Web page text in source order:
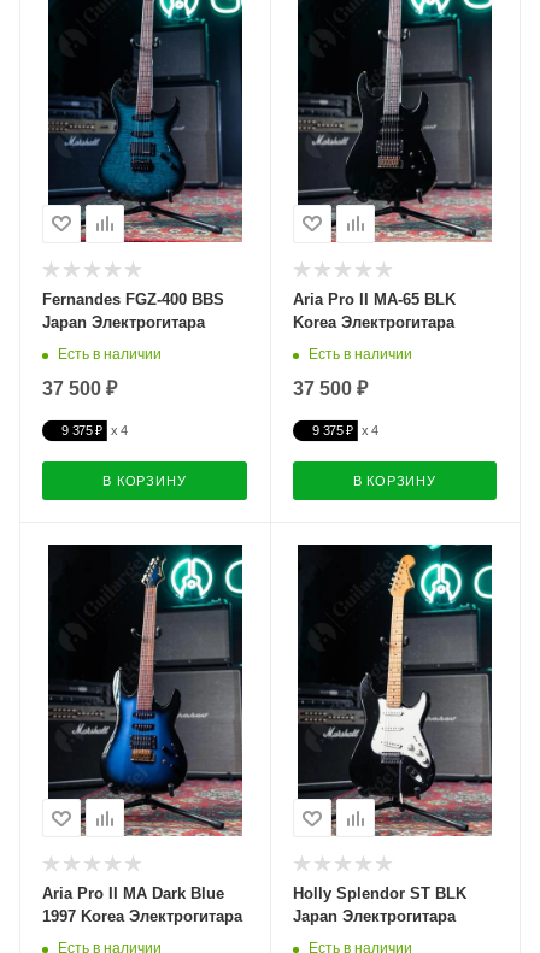
Fernandes FGZ-400 BBS
Japan Электрогитара
Есть в наличии
37 500 ₽
9 375 ₽
В КОРЗИНУ
Aria Pro II MA-65 BLK
Korea Электрогитара
Есть в наличии
37 500 ₽
9 375 ₽
В КОРЗИНУ
Aria Pro II MA Dark Blue
1997 Korea Электрогитара
Есть в наличии
Holly Splendor ST BLK
Japan Электрогитара
Есть в наличии